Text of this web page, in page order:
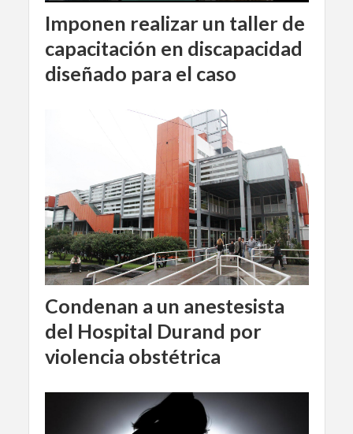
Imponen realizar un taller de
capacitación en discapacidad
diseñado para el caso
Condenan a un anestesista
del Hospital Durand por
violencia obstétrica